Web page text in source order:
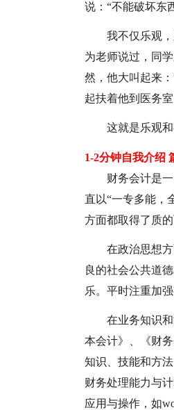
说：“不能破坏东
我不仅乐观
为老师说过，同
然，他大叫起来
起扶着他到医务
这就是乐观
1-2分钟自我介绍
财务会计是
直以“一专多能，
方面都取得了质的
在政治思想
良的社会公共道
乐。平时注重加
在业务知识
本会计》、《财
知识、技能和方
财务处理能力与
应用与操作，如